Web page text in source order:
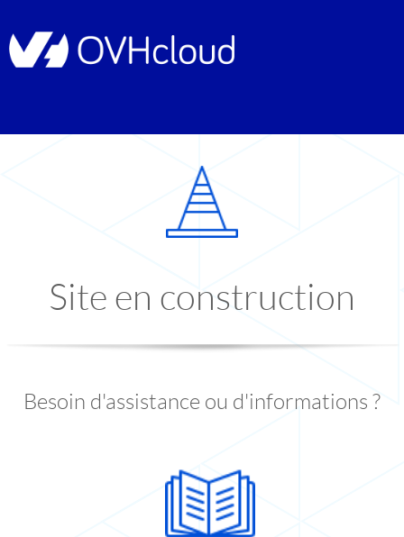
Site en construction
Besoin d'assistance ou d'informations ?